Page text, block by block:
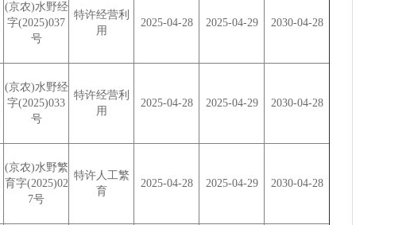
(京农)水野经
字(2025)037
号
特许经营利
用
2025-04-28 2025-04-29 2030-04-28
(京农)水野经
字(2025)033
号
特许经营利
用
2025-04-28 2025-04-29 2030-04-28
(京农)水野繁
育字(2025)02
7号
特许人工繁
育
2025-04-28 2025-04-29 2030-04-28